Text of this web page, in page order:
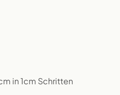
in 1cm Schritten